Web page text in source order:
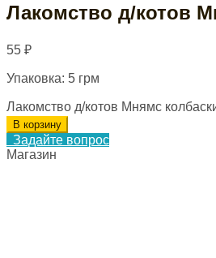
Лакомство д/котов
55 ₽
Упаковка: 5 грм
Лакомство д/котов Мнямс
В корзину
Задайте вопрос
Магазин